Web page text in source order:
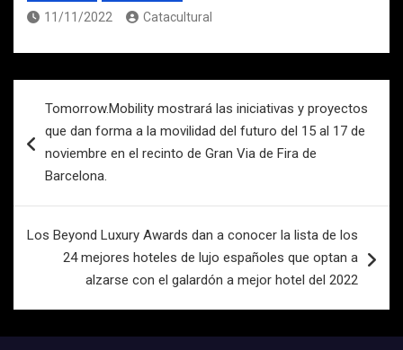
11/11/2022 Catacultural
entradas
Tomorrow.Mobility mostrará las iniciativas y proyectos
que dan forma a la movilidad del futuro del 15 al 17 de
noviembre en el recinto de Gran Via de Fira de
Barcelona.
Los Beyond Luxury Awards dan a conocer la lista de los
24 mejores hoteles de lujo españoles que optan a
alzarse con el galardón a mejor hotel del 2022